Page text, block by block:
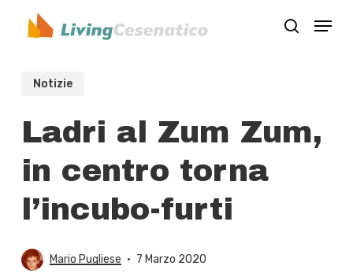
search
Menu
Notizie
Ladri al Zum Zum,
in centro torna
l’incubo-furti
Mario Pugliese 7 Marzo 2020